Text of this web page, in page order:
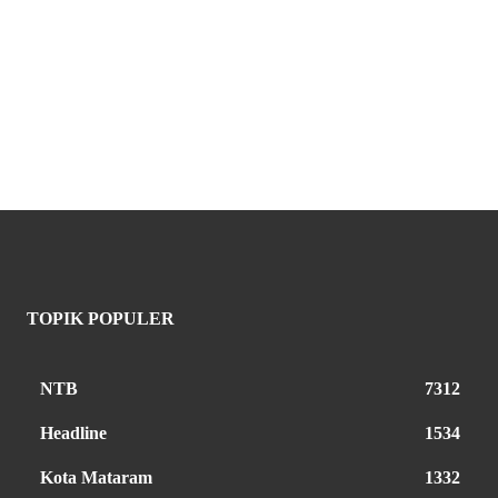
TOPIK POPULER
NTB 7312
Headline 1534
Kota Mataram 1332